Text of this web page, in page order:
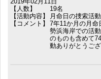
【人数】
19名
【活動内容】
月命日の捜索活
【コメント】
7年11か月の月命
勢浜海岸での活
のものも含めて
動ありがとうござ